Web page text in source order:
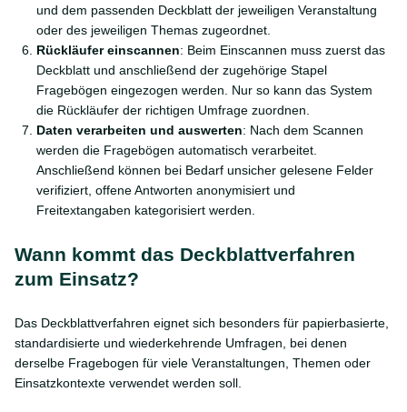
und dem passenden Deckblatt der jeweiligen Veranstaltung
oder des jeweiligen Themas zugeordnet.
Rückläufer einscannen: Beim Einscannen muss zuerst das
Deckblatt und anschließend der zugehörige Stapel
Fragebögen eingezogen werden. Nur so kann das System
die Rückläufer der richtigen Umfrage zuordnen.
Daten verarbeiten und auswerten: Nach dem Scannen
werden die Fragebögen automatisch verarbeitet.
Anschließend können bei Bedarf unsicher gelesene Felder
verifiziert, offene Antworten anonymisiert und
Freitextangaben kategorisiert werden.
Wann kommt das Deckblattverfahren
zum Einsatz?
Das Deckblattverfahren eignet sich besonders für papierbasierte,
standardisierte und wiederkehrende Umfragen, bei denen
derselbe Fragebogen für viele Veranstaltungen, Themen oder
Einsatzkontexte verwendet werden soll.